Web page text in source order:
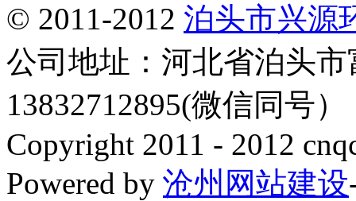
© 2011-2012 泊头市兴源
公司地址：河北省泊头
13832712895(微信同号
Copyright 2011 - 2012
Powered by 沧州网站建设